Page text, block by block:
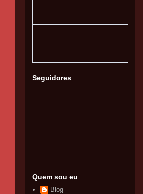
Seguidores
Quem sou eu
Blog